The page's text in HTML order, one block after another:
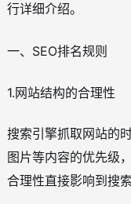
行详细介绍。
一、SEO排名规则
1.网站结构的合理性
搜索引擎抓取网站的
图片等内容的优先级
合理性直接影响到搜